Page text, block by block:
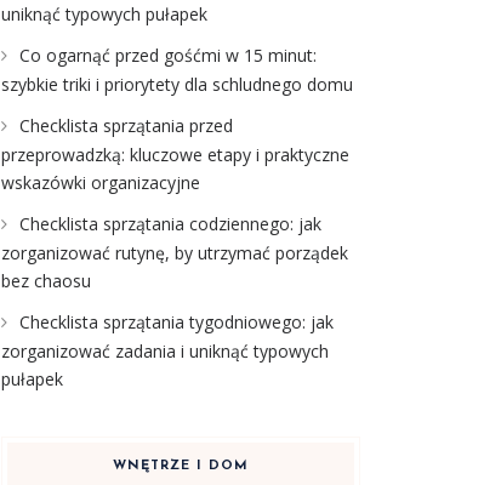
uniknąć typowych pułapek
Co ogarnąć przed gośćmi w 15 minut:
szybkie triki i priorytety dla schludnego domu
Checklista sprzątania przed
przeprowadzką: kluczowe etapy i praktyczne
wskazówki organizacyjne
Checklista sprzątania codziennego: jak
zorganizować rutynę, by utrzymać porządek
bez chaosu
Checklista sprzątania tygodniowego: jak
zorganizować zadania i uniknąć typowych
pułapek
WNĘTRZE I DOM